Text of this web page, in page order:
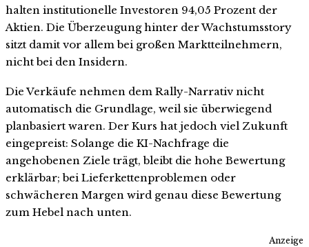
halten institutionelle Investoren 94,05 Prozent der
Aktien. Die Überzeugung hinter der Wachstumsstory
sitzt damit vor allem bei großen Marktteilnehmern,
nicht bei den Insidern.
Die Verkäufe nehmen dem Rally-Narrativ nicht
automatisch die Grundlage, weil sie überwiegend
planbasiert waren. Der Kurs hat jedoch viel Zukunft
eingepreist: Solange die KI-Nachfrage die
angehobenen Ziele trägt, bleibt die hohe Bewertung
erklärbar; bei Lieferkettenproblemen oder
schwächeren Margen wird genau diese Bewertung
zum Hebel nach unten.
Anzeige